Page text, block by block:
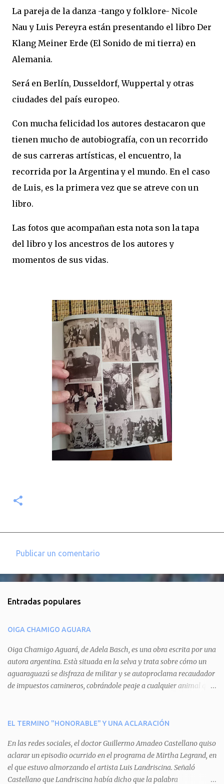
La pareja de la danza -tango y folklore- Nicole
Nau y Luis Pereyra están presentando el libro Der
Klang Meiner Erde (El Sonido de mi tierra) en
Alemania.
Será en Berlín, Dusseldorf, Wuppertal y otras
ciudades del país europeo.
Con mucha felicidad los autores destacaron que
tienen mucho de autobiografía, con un recorrido
de sus carreras artísticas, el encuentro, la
recorrida por la Argentina y el mundo. En el caso
de Luis, es la primera vez que se atreve con un
libro.
Las fotos que acompañan esta nota son la tapa
del libro y los ancestros de los autores y
momentos de sus vidas.
e
t
a
r
i
o
Publicar un comentario
Entradas populares
OIGA CHAMIGO AGUARA
Oiga Chamigo Aguará, de Adela Basch, es una obra escrita por una
autora argentina. Està situada en la selva y trata sobre cómo un
aguaraguazú se disfraza de militar y se autoproclama recaudador
de impuestos camineros, cobrándole peaje a cualquier animal que
aguará le provoca. De igual manera pasa con Tatú, el armadillo.
del aguará y pasa sin pagar. Por último, Tui, la cotorra, deja
expuesta la mentira del aguará y arenga a los otros tres
personajes a unirse para enfrentarlo. Finalmente, terminan por
quitarle el disfraz de militar, y el aguará huye despavorido al verse
EL TERMINO "HONORABLE" Y UNA ACLARACIÓN
En las redes sociales, el doctor Guillermo Amadeo Castellano quiso
aclarar un episodio ocurrido en el programa de Mirtha Legrand, en
el que estuvo almorzando el artista Luis Landriscina. Señaló
Castellano que Landriscina había dicho que la palabra